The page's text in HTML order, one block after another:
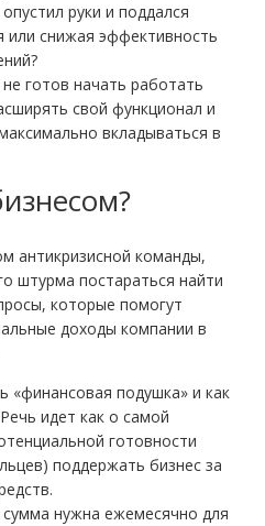
руки и поддался
или снижая эффективность
готов начать работать
свой функционал и
вкладываться в
антикризисной команды,
штурма постараться найти
которые помогут
доходы компании в
«финансовая подушка» и как
идет как о самой
готовности
поддержать бизнес за
нужна ежемесячно для